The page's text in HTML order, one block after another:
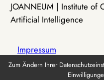
JOANNEUM | Institute of
Artificial Intelligence
Impressum
Zum Ändern Ihrer